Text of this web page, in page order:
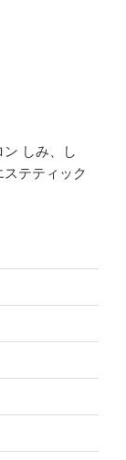
しみ、し
テティック